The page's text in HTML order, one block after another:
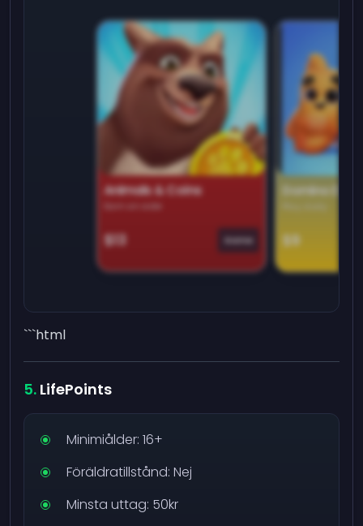
Animals & Coins
Earn on side
$13 Game
Domino
$9
```html
LifePoints
Minimiålder: 16+
Föräldratillstånd: Nej
Minsta uttag: 50kr